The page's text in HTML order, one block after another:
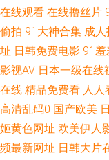
夜激情综合网 欧美啪啪
免费抠逼 91国内产大香
地址 亚洲有码av在线 国
大香蕉 91超碰人人爱
在线观看 在线撸丝片
偷拍 91大神合集 成
址 日韩免费电影 91羞
影视AV 日本一级在线
在线 精品免费看 人人
高清乱码0 国产欧美
姬黄色网址 欧美伊人
频最新网址 日韩大片